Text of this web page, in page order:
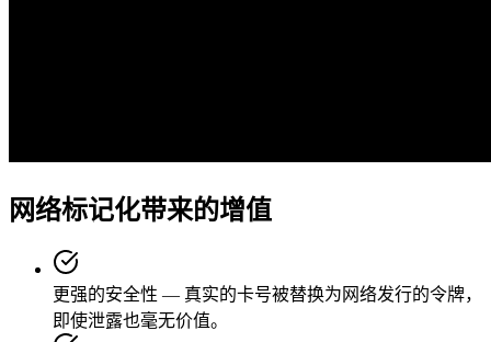
网络标记化带来的增值
更强的安全性 — 真实的卡号被替换为网络发行的令牌，
即使泄露也毫无价值。